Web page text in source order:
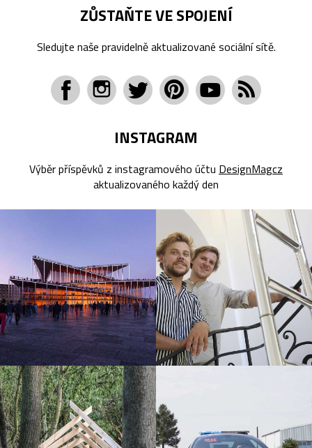
ZŮSTAŇTE VE SPOJENÍ
Sledujte naše pravidelně aktualizované sociální sítě.
INSTAGRAM
Výběr příspěvků z instagramového účtu DesignMagcz
aktualizovaného každý den